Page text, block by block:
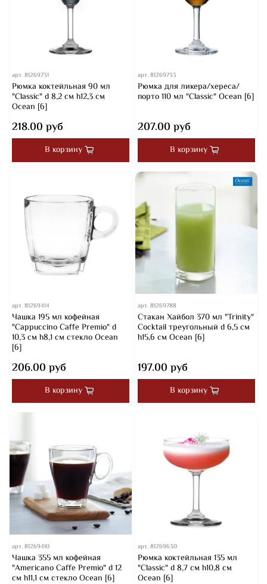
арт.81269731
Рюмка коктейльная 90 мл
"Classic" d 8,2 см h12,3 см
Ocean [6]
218.00 руб
В корзину
арт.81269733
Рюмка для ликера/хереса/
порто 110 мл "Classic" Ocean [6]
207.00 руб
В корзину
арт.81269414
Чашка 195 мл кофейная
"Cappuccino Caffe Premio" d
10,3 см h8,1 см стекло Ocean
[6]
206.00 руб
В корзину
арт.81269788
Стакан Хайбол 370 мл "Trinity"
Cocktail треугольный d 6,5 см
h15,6 см Ocean [6]
197.00 руб
В корзину
арт.81269410
Чашка 355 мл кофейная
"Americano Caffe Premio" d 12
см h11,1 см стекло Ocean [6]
арт.81269630
Рюмка коктейльная 135 мл
"Classic" d 8,7 см h10,8 см
Ocean [6]